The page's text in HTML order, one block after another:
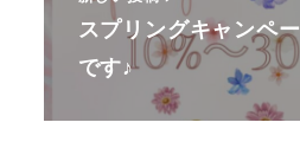
スプリングキャンペ
です♪